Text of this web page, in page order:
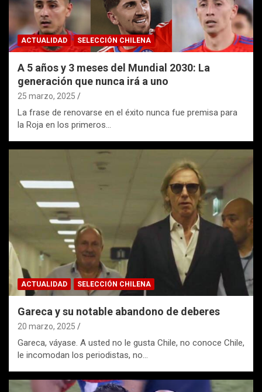
ACTUALIDAD SELECCIÓN CHILENA
A 5 años y 3 meses del Mundial 2030: La
generación que nunca irá a uno
25 marzo, 2025
La frase de renovarse en el éxito nunca fue premisa para
la Roja en los primeros…
ACTUALIDAD SELECCIÓN CHILENA
Gareca y su notable abandono de deberes
20 marzo, 2025
Gareca, váyase. A usted no le gusta Chile, no conoce Chile,
le incomodan los periodistas, no…